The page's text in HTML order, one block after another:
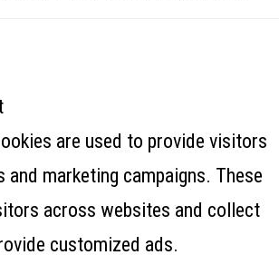
are used to provide visitors
and marketing campaigns. These
across websites and collect
customized ads.